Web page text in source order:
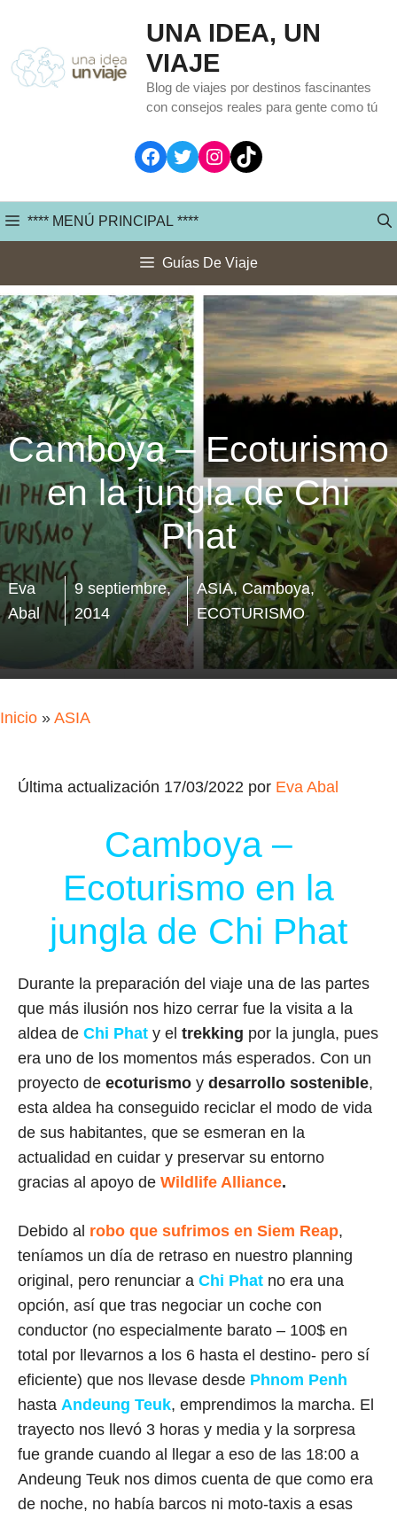
contenido
UNA IDEA, UN
VIAJE
Blog de viajes por destinos fascinantes
con consejos reales para gente como tú
Facebook
TwitterInstagram
TikTok
**** MENÚ PRINCIPAL ****
Guías De Viaje
Camboya – Ecoturismo
en la jungla de Chi
Phat
Eva
Abal
9 septiembre,
2014
ASIA,Camboya,
ECOTURISMO
Inicio » ASIA
Última actualización 17/03/2022 por Eva Abal
Camboya –
Ecoturismo en la
jungla de Chi Phat
Durante la preparación del viaje una de las partes
que más ilusión nos hizo cerrar fue la visita a la
aldea de Chi Phat y el trekking por la jungla, pues
era uno de los momentos más esperados. Con un
proyecto de ecoturismo y desarrollo sostenible,
esta aldea ha conseguido reciclar el modo de vida
de sus habitantes, que se esmeran en la
actualidad en cuidar y preservar su entorno
gracias al apoyo de Wildlife Alliance.
Debido al robo que sufrimos en Siem Reap,
teníamos un día de retraso en nuestro planning
original, pero renunciar a Chi Phat no era una
opción, así que tras negociar un coche con
conductor (no especialmente barato – 100$ en
total por llevarnos a los 6 hasta el destino- pero sí
eficiente) que nos llevase desde Phnom Penh
hasta Andeung Teuk, emprendimos la marcha. El
trayecto nos llevó 3 horas y media y la sorpresa
fue grande cuando al llegar a eso de las 18:00 a
Andeung Teuk nos dimos cuenta de que como era
de noche, no había barcos ni moto-taxis a esas